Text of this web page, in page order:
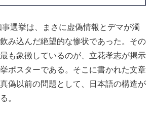
選挙は、まさに虚偽情報とデマが濁
み込んだ絶望的な惨状であった。その
も象徴しているのが、立花孝志が掲示
ポスターである。そこに書かれた文章
偽以前の問題として、日本語の構造が
。